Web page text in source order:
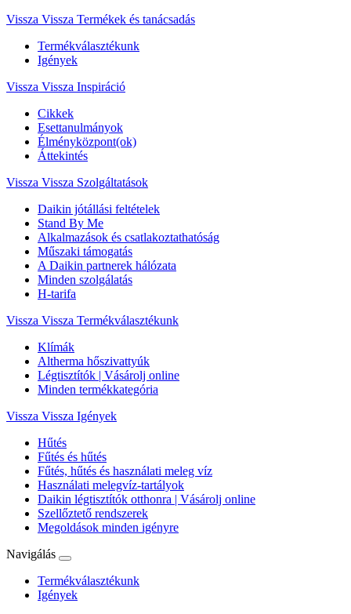
Vissza Vissza Termékek és tanácsadás
Termékválasztékunk
Igények
Vissza Vissza Inspiráció
Cikkek
Esettanulmányok
Élményközpont(ok)
Áttekintés
Vissza Vissza Szolgáltatások
Daikin jótállási feltételek
Stand By Me
Alkalmazások és csatlakoztathatóság
Műszaki támogatás
A Daikin partnerek hálózata
Minden szolgálatás
H-tarifa
Vissza Vissza Termékválasztékunk
Klímák
Altherma hőszivattyúk
Légtisztítók | Vásárolj online
Minden termékkategória
Vissza Vissza Igények
Hűtés
Fűtés és hűtés
Fűtés, hűtés és használati meleg víz
Használati melegvíz-tartályok
Daikin légtisztítók otthonra | Vásárolj online
Szellőztető rendszerek
Megoldások minden igényre
Navigálás
Termékválasztékunk
Igények